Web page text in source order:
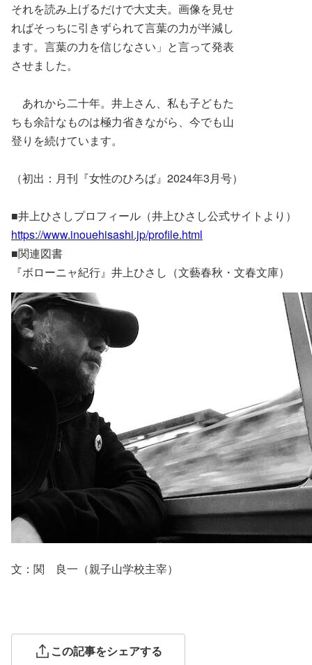
それを読み上げるだけで大丈夫。画像を見せ
ればそっちに引きずられて言葉の力が半減し
ます。言葉の力を信じなさい」と言って発表
させました。
あれから二十年。井上さん、私も子どもた
ちも余計なものは極力省きながら、今でも山
登りを続けています。
（初出：月刊『女性のひろば』2024年3月号）
■井上ひさしプロフィール（井上ひさし公式サイトより）
https://www.inouehisashi.jp/profile.html
■関連図書
『ボローニャ紀行』井上ひさし（文藝春秋・文春文庫）
文：関 良一（親子山学校主宰）
この記事をシェアする